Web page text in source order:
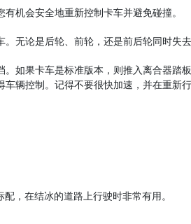
机会安全地重新控制卡车并避免碰撞。
无论是后轮、前轮，还是前后轮同时失
如果卡车是标准版本，则推入离合器踏
辆控制。记得不要很快加速，并在重新行
，在结冰的道路上行驶时非常有用。